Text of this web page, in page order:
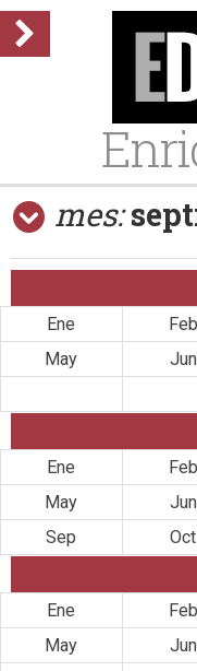
mes:
Ene
Feb
May
Jun
Ene
Feb
May
Jun
Sep
Oct
Ene
Feb
May
Jun